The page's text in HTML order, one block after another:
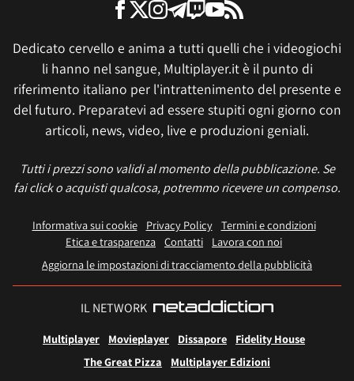
Dedicato cervello e anima a tutti quelli che i videogiochi
li hanno nel sangue, Multiplayer.it è il punto di
riferimento italiano per l'intrattenimento del presente e
del futuro. Preparatevi ad essere stupiti ogni giorno con
articoli, news, video, live e produzioni geniali.
Tutti i prezzi sono validi al momento della pubblicazione. Se
fai click o acquisti qualcosa, potremmo ricevere un compenso.
Informativa sui cookie Privacy Policy
Termini e condizioni
Etica e trasparenza Contatti
Lavora con noi
Aggiorna le impostazioni di tracciamento della pubblicità
IL NETWORK
Multiplayer Movieplayer Dissapore
Fidelity House
The Great Pizza
Multiplayer Edizioni